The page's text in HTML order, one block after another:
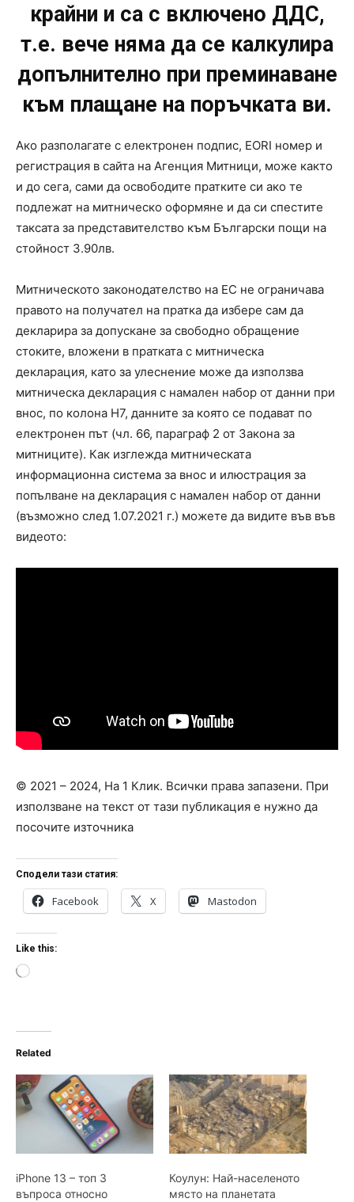
крайни и са с включено ДДС,
т.е. вече няма да се калкулира
допълнително при преминаване
към плащане на поръчката ви.
Ако разполагате с електронен подпис, EORI номер и
регистрация в сайта на Агенция Митници, може както
и до сега, сами да освободите пратките си ако те
подлежат на митническо оформяне и да си спестите
таксата за представителство към Български пощи на
стойност 3.90лв.
Митническото законодателство на ЕС не ограничава
правото на получател на пратка да избере сам да
декларира за допускане за свободно обращение
стоките, вложени в пратката с митническа
декларация, като за улеснение може да използва
митническа декларация с намален набор от данни при
внос, по колона H7, данните за която се подават по
електронен път (чл. 66, параграф 2 от Закона за
митниците). Как изглежда митническата
информационна система за внос и илюстрация за
попълване на декларация с намален набор от данни
(възможно след 1.07.2021 г.) можете да видите във във
видеото:
© 2021 – 2024, На 1 Клик. Всички права запазени. При
използване на текст от тази публикация е нужно да
посочите източника
Сподели тази статия:
Facebook X Mastodon
Like this:
L
i
n
…
Related
iPhone 13 – топ 3
въпроса относно
Коулун: Най-населеното
място на планетата